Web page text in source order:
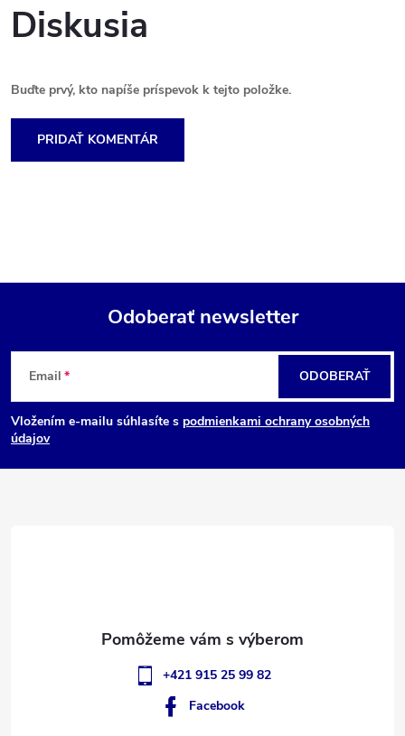
Diskusia
Buďte prvý, kto napíše príspevok k tejto položke.
PRIDAŤ KOMENTÁR
Z
á
p
Odoberať newsletter
Email
Vložením e-mailu súhlasíte s podmienkami ochrany osobných
údajov
ODOBERAŤ
+421 915 25 99 82
Facebook